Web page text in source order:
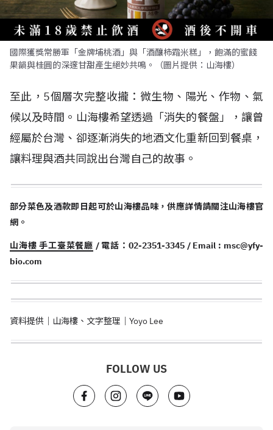
國際獲獎常勝軍「金牌埔桃酒」與「酒釀柿霜米糕」，飽滿的蜜餞
果韻與桂圓的深邃甘甜產生絕妙共鳴。（圖片提供：山海樓）
至此，5個層次完整收攏：微生物、陽光、作物、氣
候以及時間。山海樓希望透過「消失的餐盤」，讓曾
經屬於台灣、卻逐漸消失的地酒文化重新回到餐桌，
讓料理與酒共同說出台灣自己的故事。
部分菜色及酒款即日起可於山海樓品味，供應詳情請關注山海樓官
網。
山海樓 手工臺菜餐廳 / 電話：02-2351-3345 / Email : msc@yfy-
bio.com
資料提供｜山海樓、文字整理｜Yoyo Lee
FOLLOW US